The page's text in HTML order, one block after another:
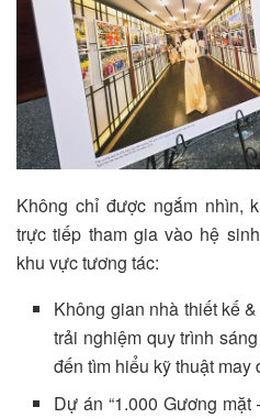
Không chỉ được ngắm nhìn,
trực tiếp tham gia vào hệ
khu vực tương tác:
Không gian nhà thiết kế
trải nghiệm quy trình
đến tìm hiểu kỹ thuật may
Dự án “1.000 Gương